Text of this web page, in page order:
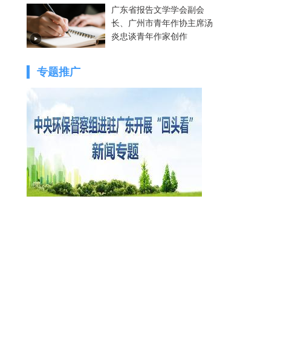
广东省报告文学学会副会
长、广州市青年作协主席汤
炎忠谈青年作家创作
专题推广